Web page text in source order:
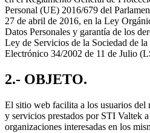
Personal (UE) 2016/679 del
27 de abril de 2016, en la Ley
Datos Personales y garantía de los
Ley de Servicios de la Sociedad de
Electrónico 34/2002 de 11 de Julio
2.- OBJETO.
El sitio web facilita a los usuarios del
y servicios prestados por STI Valtek a
organizaciones interesadas en los